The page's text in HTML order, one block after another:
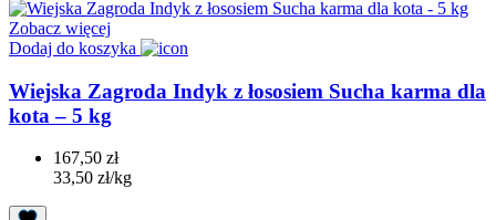
Zobacz więcej
Dodaj do koszyka
Wiejska Zagroda Indyk z łososiem Sucha karma dla
kota – 5 kg
167,50 zł
33,50 zł/kg